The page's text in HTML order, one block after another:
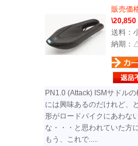
販売価
\20,850
送料：
納期：
PN1.0 (Attack) ISMサドルの
には興味あるのだけれど、
形がロードバイクにあわな
な・・・と思われていた方
もう、これで.....